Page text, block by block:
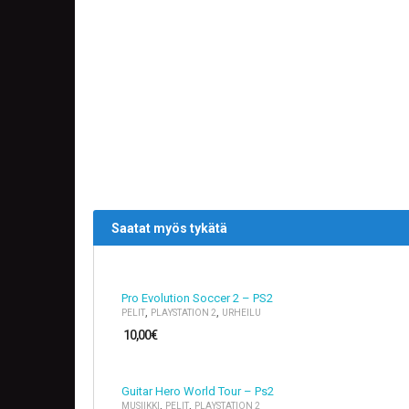
Saatat myös tykätä
Pro Evolution Soccer 2 – PS2
PELIT, PLAYSTATION 2, URHEILU
10,00€
Guitar Hero World Tour – Ps2
MUSIIKKI , PELIT, PLAYSTATION 2